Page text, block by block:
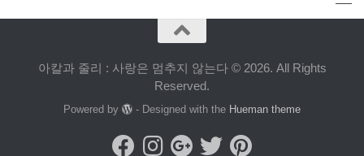
아칼과 줄리 : 사랑은 멈추지 않는다 © 2026. All Rights
Reserved.
Powered by - Designed with the Hueman theme